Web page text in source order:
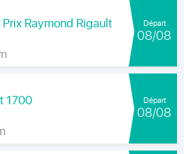
Raymond Rigault Départ
08/08
1700 Départ
08/08